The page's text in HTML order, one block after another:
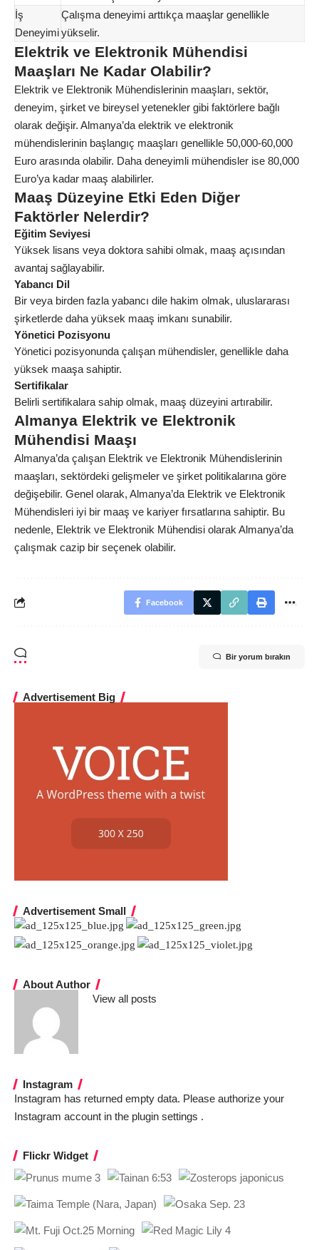
İş
Deneyimi
Çalışma deneyimi arttıkça maaşlar genellikle
yükselir.
Elektrik ve Elektronik Mühendisi
Maaşları Ne Kadar Olabilir?
Elektrik ve Elektronik Mühendislerinin maaşları, sektör,
deneyim, şirket ve bireysel yetenekler gibi faktörlere bağlı
olarak değişir. Almanya’da elektrik ve elektronik
mühendislerinin başlangıç ​​maaşları genellikle 50,000-60,000
Euro arasında olabilir. Daha deneyimli mühendisler ise 80,000
Euro’ya kadar maaş alabilirler.
Maaş Düzeyine Etki Eden Diğer
Faktörler Nelerdir?
Eğitim Seviyesi
Yüksek lisans veya doktora sahibi olmak, maaş açısından
avantaj sağlayabilir.
Yabancı Dil
Bir veya birden fazla yabancı dile hakim olmak, uluslararası
şirketlerde daha yüksek maaş imkanı sunabilir.
Yönetici Pozisyonu
Yönetici pozisyonunda çalışan mühendisler, genellikle daha
yüksek maaşa sahiptir.
Sertifikalar
Belirli sertifikalara sahip olmak, maaş düzeyini artırabilir.
Almanya Elektrik ve Elektronik
Mühendisi Maaşı
Almanya’da çalışan Elektrik ve Elektronik Mühendislerinin
maaşları, sektördeki gelişmeler ve şirket politikalarına göre
değişebilir. Genel olarak, Almanya’da Elektrik ve Elektronik
Mühendisleri iyi bir maaş ve kariyer fırsatlarına sahiptir. Bu
nedenle, Elektrik ve Elektronik Mühendisi olarak Almanya’da
çalışmak cazip bir seçenek olabilir.
Facebook
Bir yorum bırakın
Advertisement Big
Advertisement Small
About Author
View all posts
Instagram
Instagram has returned empty data. Please authorize your
Instagram account in the plugin settings .
Flickr Widget